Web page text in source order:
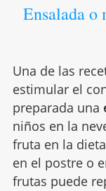
Ensalada o
Una de las
estimular el
preparada una
niños en la
fruta en la
en el postre o
frutas puede